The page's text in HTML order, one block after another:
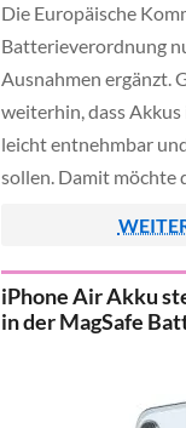
Die Europäische
Batterieverordnung
Ausnahmen ergänzt.
weiterhin, dass
leicht entnehmbar
sollen. Damit möchte
und das Recycling
Geräte galten bereits
Gründen der
iPhone Air Akku
in der MagSafe